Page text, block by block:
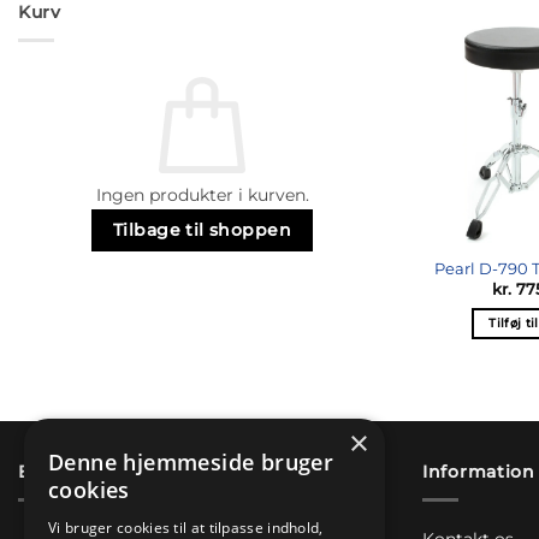
Kurv
Ingen produkter i kurven.
Tilbage til shoppen
Pearl D-790
kr.
Tilføj
Betaling & sikkerhed Information
×
Denne hjemmeside bruger
cookies
Vi bruger cookies til at tilpasse indhold,